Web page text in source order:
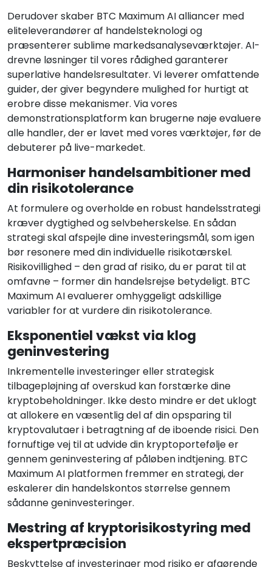
Derudover skaber BTC Maximum AI alliancer med
eliteleverandører af handelsteknologi og
præsenterer sublime markedsanalyseværktøjer. AI-
drevne løsninger til vores rådighed garanterer
superlative handelsresultater. Vi leverer omfattende
guider, der giver begyndere mulighed for hurtigt at
erobre disse mekanismer. Via vores
demonstrationsplatform kan brugerne nøje evaluere
alle handler, der er lavet med vores værktøjer, før de
debuterer på live-markedet.
Harmoniser handelsambitioner med
din risikotolerance
At formulere og overholde en robust handelsstrategi
kræver dygtighed og selvbeherskelse. En sådan
strategi skal afspejle dine investeringsmål, som igen
bør resonere med din individuelle risikotærskel.
Risikovillighed – den grad af risiko, du er parat til at
omfavne – former din handelsrejse betydeligt. BTC
Maximum AI evaluerer omhyggeligt adskillige
variabler for at vurdere din risikotolerance.
Eksponentiel vækst via klog
geninvestering
Inkrementelle investeringer eller strategisk
tilbagepløjning af overskud kan forstærke dine
kryptobeholdninger. Ikke desto mindre er det uklogt
at allokere en væsentlig del af din opsparing til
kryptovalutaer i betragtning af de iboende risici. Den
fornuftige vej til at udvide din kryptoportefølje er
gennem geninvestering af påløben indtjening. BTC
Maximum AI platformen fremmer en strategi, der
eskalerer din handelskontos størrelse gennem
sådanne geninvesteringer.
Mestring af kryptorisikostyring med
ekspertpræcision
Beskyttelse af investeringer mod risiko er afgørende